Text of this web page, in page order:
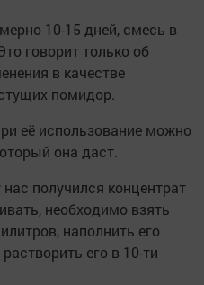
10-15 дней, смесь в
говорит только об
в качестве
помидор.
её использование можно
она даст.
получился концентрат
необходимо взять
наполнить его
его в 10-ти